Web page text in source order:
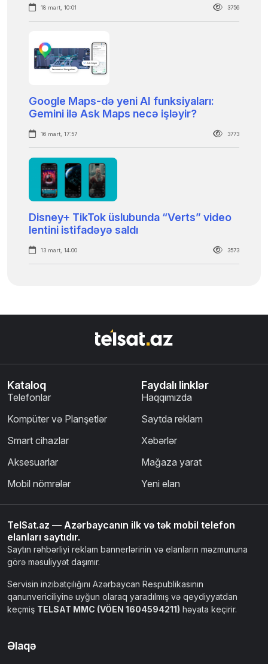
18 mart, 10:01 3756
Google Maps-də yeni AI funksiyaları:
Gemini ilə Ask Maps necə işləyir?
16 mart, 17:57 3773
Disney+ TikTok üslubunda “Verts” video
lentini istifadəyə saldı
13 mart, 14:00 3573
Kataloq
Telefonlar
Kompüter və Planşetlər
Smart cihazlar
Aksesuarlar
Mobil nömrələr
Faydalı linklər
Haqqımızda
Saytda reklam
Xəbərlər
Mağaza yarat
Yeni elan
TelSat.az — Azərbaycanın ilk və tək mobil telefon
elanları saytıdır.
Saytın rəhbərliyi reklam bannerlərinin və elanların məzmununa
görə məsuliyyət daşımır.
Servisin inzibatçılığını Azərbaycan Respublikasının
qanunvericiliyinə uyğun olaraq yaradılmış və qeydiyyatdan
keçmiş TELSAT MMC (VÖEN 1604594211) həyata keçirir.
Əlaqə